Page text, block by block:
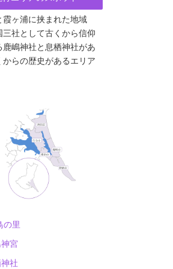
霞ヶ浦に挟まれた地域
三社として古くから信仰
鹿嶋神社と息栖神社があ
からの歴史があるエリア
の里
神宮
社